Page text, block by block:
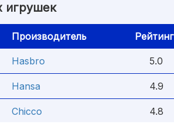
игрушек
Производитель Рейтинг
Hasbro 5.0
Hansa 4.9
Chicco 4.8